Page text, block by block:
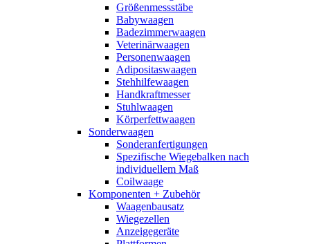
Größenmessstäbe
Babywaagen
Badezimmerwaagen
Veterinärwaagen
Personenwaagen
Adipositaswaagen
Stehhilfewaagen
Handkraftmesser
Stuhlwaagen
Körperfettwaagen
Sonderwaagen
Sonderanfertigungen
Spezifische Wiegebalken nach
individuellem Maß
Coilwaage
Komponenten + Zubehör
Waagenbausatz
Wiegezellen
Anzeigegeräte